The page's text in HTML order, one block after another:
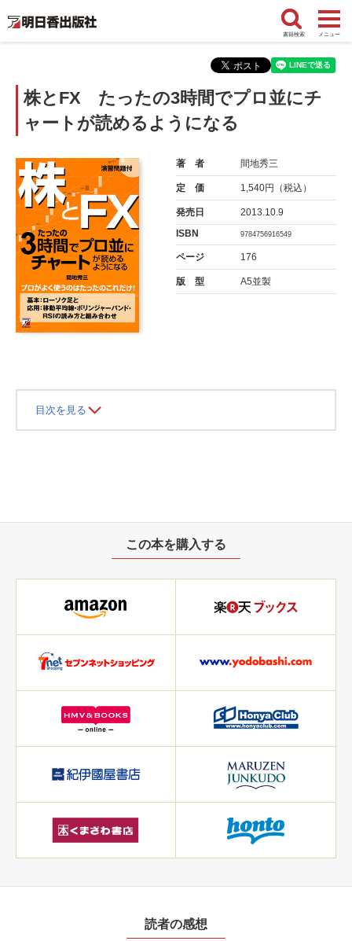
書籍検索 メニュー
株とFX たったの3時間でプロ並にチ
ャートが読めるようになる
著 者 間地秀三
定 価 1,540円（税込）
発売日
2013.10.9
ISBN
9784756916549
ページ 176
版 型 A5並製
目次を見る
この本を購入する
読者の感想